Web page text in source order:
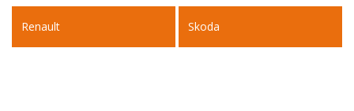
Renault Skoda